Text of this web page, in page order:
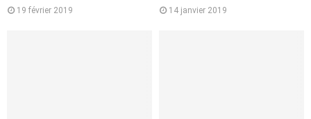
19 février 2019 14 janvier 2019